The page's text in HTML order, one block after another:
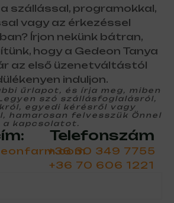
szállással, programokkal,
vagy az érkezéssel
Írjon nekünk bátran,
hogy a Gedeon Tanya
az első üzenetváltástól
induljon.
űrlapot, és írja meg, miben
szó szállásfoglalásról,
egyedi kérésről vagy
hamarosan felvesszük Önnel
a kapcsolatot.
Telefonszám
+36 30 349 7755
+36 70 606 1221